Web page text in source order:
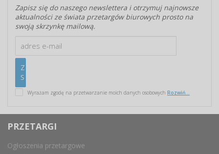
Zapisz się do naszego newslettera i otrzymuj najnowsze
aktualności ze świata przetargów biurowych prosto na
swoją skrzynkę mailową.
Wyrażam zgodę na przetwarzanie moich danych osobowych Rozwiń...
PRZETARGI
Ogłoszenia przetargowe